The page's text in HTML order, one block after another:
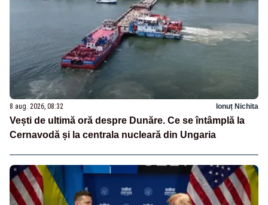
8 aug. 2026, 08:32 Ionuț Nichita
Vești de ultimă oră despre Dunăre. Ce se întâmplă la
Cernavodă și la centrala nucleară din Ungaria